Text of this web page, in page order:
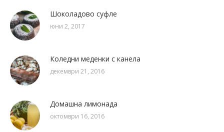
Шоколадово суфле
юни 2, 2017
Коледни меденки с канела
декември 21, 2016
Домашна лимонада
октомври 16, 2016